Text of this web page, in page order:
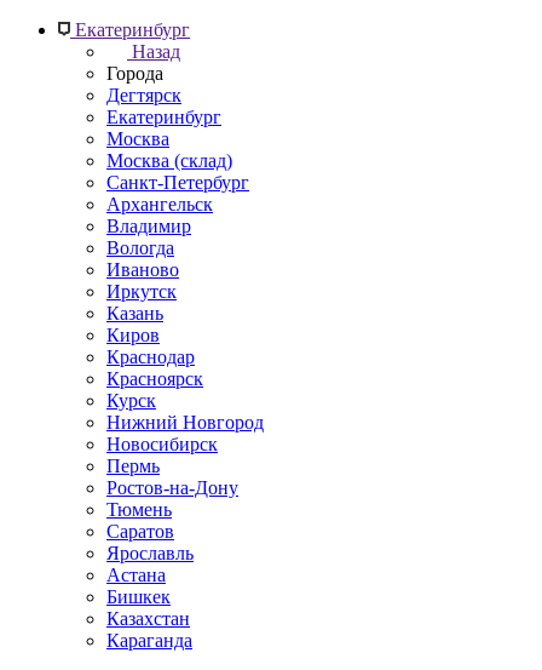
Екатеринбург
Назад
Города
Дегтярск
Екатеринбург
Москва
Москва (склад)
Санкт-Петербург
Архангельск
Владимир
Вологда
Иваново
Иркутск
Казань
Киров
Краснодар
Красноярск
Курск
Нижний Новгород
Новосибирск
Пермь
Ростов-на-Дону
Тюмень
Саратов
Ярославль
Астана
Бишкек
Казахстан
Караганда